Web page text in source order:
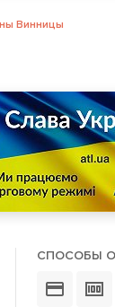
Винницы
СПОСОБЫ